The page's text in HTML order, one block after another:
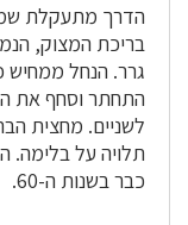
הדרך מתעקלת
בריכת המצוק,
גרר. הנחל ממחיש
התחתר וסחף את
לשניים. מחצית
תלויה על בלימה.
כבר בשנות ה-60.